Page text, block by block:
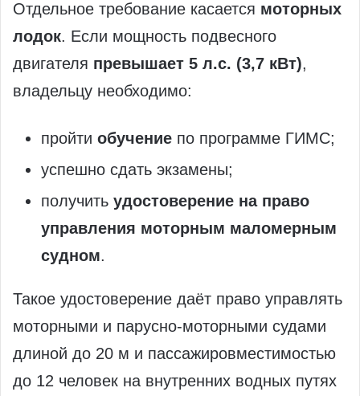
Отдельное требование касается моторных
лодок. Если мощность подвесного
двигателя превышает 5 л.с. (3,7 кВт),
владельцу необходимо:
пройти обучение по программе ГИМС;
успешно сдать экзамены;
получить удостоверение на право
управления моторным маломерным
судном.
Такое удостоверение даёт право управлять
моторными и парусно‑моторными судами
длиной до 20 м и пассажировместимостью
до 12 человек на внутренних водных путях